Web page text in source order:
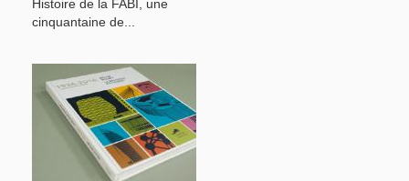
Histoire de la FABI, une
cinquantaine de...